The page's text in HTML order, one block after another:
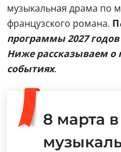
музыкальная драма по
французского романа. П
программы 2027
Ниже рассказываем о
событиях.
8 марта